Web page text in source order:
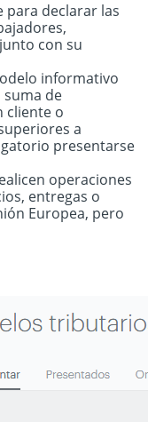
para declarar las
con su
informativo
suma de
cliente o
a
presentarse
operaciones
entregas o
Europea, pero